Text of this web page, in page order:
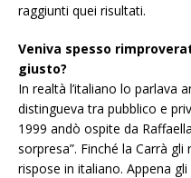
raggiunti quei risultati.
Veniva spesso
giusto?
In realtà l’italiano lo parlava
distingueva tra pubblico e
1999 andò ospite da
sorpresa”. Finché la Carrà
rispose in italiano. Appena